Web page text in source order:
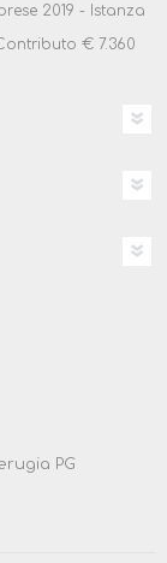
2019 - Istanza
€ 7.360
PG